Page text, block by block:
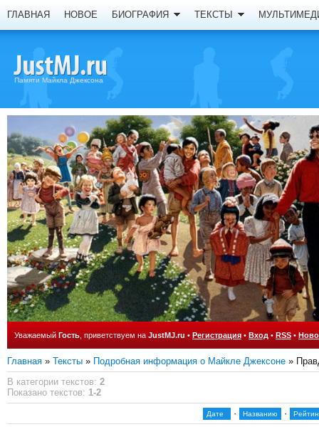
ГЛАВНАЯ НОВОЕ БИОГРАФИЯ ТЕКСТЫ
Памяти Майкла Джексона
Уважаемый Гость , приветствуем на JustMJ.ru • Регистрация • Вход • RSS •
Главная » Тексты » Подробная информация о Майкле Джексоне »
В категории текстов: 2
Показано текстов: 1-2
Дате · Названию ·